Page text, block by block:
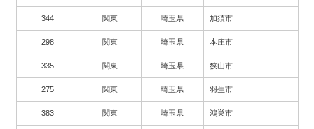
344 関東 埼玉県 加須市
298 関東 埼玉県 本庄市
335 関東 埼玉県 狭山市
275 関東 埼玉県 羽生市
383 関東 埼玉県 鴻巣市